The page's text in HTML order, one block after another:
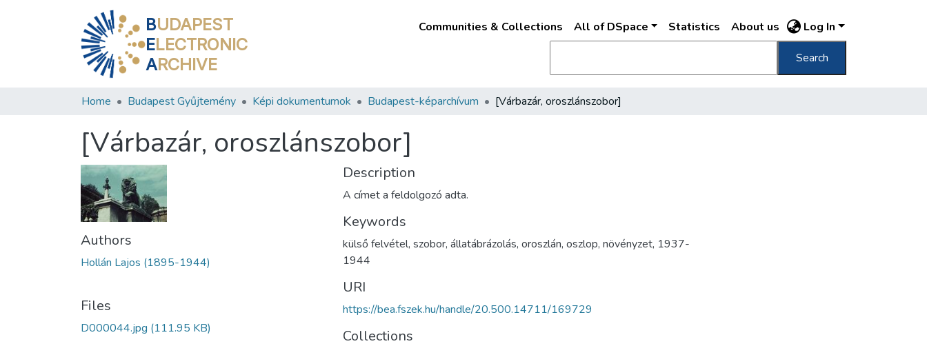
BUDAPEST
ELECTRONIC
ARCHIVE
Communities & Collections All of DSpace Statistics About us Log In
Search
Home Budapest Gyűjtemény Képi dokumentumok Budapest-képarchívum [Várbazár, oroszlánszobor]
[Várbazár, oroszlánszobor]
Authors
Hollán Lajos (1895-1944)
Files
D000044.jpg (111.95 KB)
Description
A címet a feldolgozó adta.
Keywords
külső felvétel, szobor, állatábrázolás, oroszlán, oszlop, növényzet, 1937-
1944
URI
https://bea.fszek.hu/handle/20.500.14711/169729
Collections